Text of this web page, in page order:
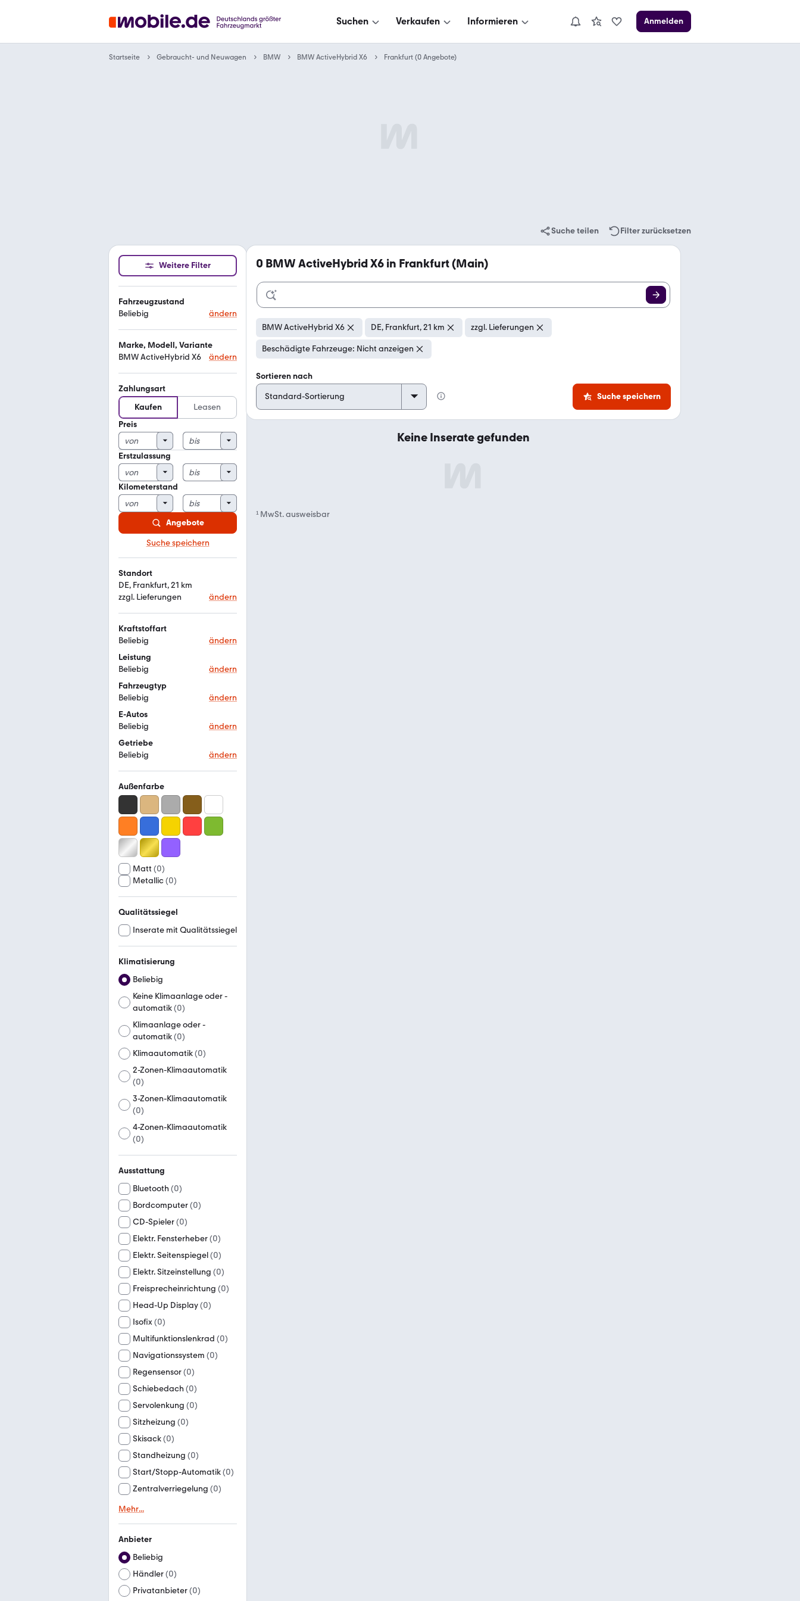
Suchen Verkaufen Informieren Anmelden
Startseite Gebraucht- und Neuwagen BMW BMW ActiveHybrid X6 Frankfurt (0 Angebote)
Suche teilen Filter zurücksetzen
Weitere Filter
Fahrzeugzustand
Beliebig
ändern
Marke, Modell, Variante
BMW ActiveHybrid X6
ändern
Zahlungsart
Kaufen
Leasen
Preis
Erstzulassung
Kilometerstand
Angebote
Suche speichern
Standort
DE, Frankfurt, 21 km
zzgl. Lieferungen
ändern
Kraftstoffart
Beliebig
ändern
Leistung
Beliebig
ändern
Fahrzeugtyp
Beliebig
ändern
E-Autos
Beliebig
ändern
Getriebe
Beliebig
ändern
Außenfarbe
Matt (0)
Metallic(0)
Qualitätssiegel
Inserate mit Qualitätssiegel
Klimatisierung
Beliebig
Keine Klimaanlage oder -
automatik(0)
Klimaanlage oder -
automatik(0)
Klimaautomatik(0)
2-Zonen-Klimaautomatik
(0)
3-Zonen-Klimaautomatik
(0)
4-Zonen-Klimaautomatik
(0)
Ausstattung
Bluetooth (0)
Bordcomputer(0)
CD-Spieler(0)
Elektr. Fensterheber(0)
Elektr. Seitenspiegel(0)
Elektr. Sitzeinstellung (0)
Freisprecheinrichtung (0)
Head-Up Display(0)
Isofix(0)
Multifunktionslenkrad (0)
Navigationssystem (0)
Regensensor(0)
Schiebedach (0)
Servolenkung (0)
Sitzheizung (0)
Skisack(0)
Standheizung (0)
Start/Stopp-Automatik(0)
Zentralverriegelung (0)
Mehr...
Anbieter
Beliebig
Händler(0)
Privatanbieter(0)
0 BMW ActiveHybrid X6 in Frankfurt (Main)
BMW ActiveHybrid X6 DE, Frankfurt, 21 km zzgl. Lieferungen
Beschädigte Fahrzeuge: Nicht anzeigen
Sortieren nach
Suche speichern
Keine Inserate gefunden
¹MwSt. ausweisbar